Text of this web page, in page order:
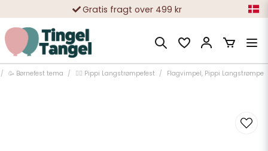
Gratis fragt over 499 kr
10 000-vis af tilfredse kunder
🥳 Børnefest tema 🏋️‍♀️ Pippi Langstrømpefest Flagvimpel, Pippi Langstrømpe